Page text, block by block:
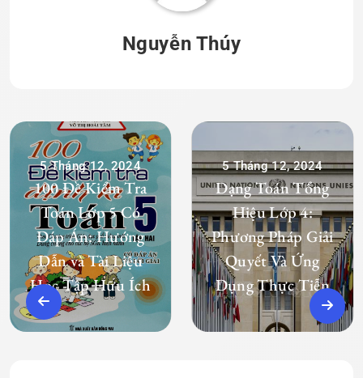
Nguyễn Thúy
5 Tháng 12, 2024
100 Đề Kiểm Tra
Toán Lớp 5 Có
Đáp Án: Hướng
Dẫn và Tài Liệu
Học Tập Hữu Ích
5 Tháng 12, 2024
Dạng Toán Tổng
Hiệu Lớp 4:
Phương Pháp Giải
Quyết Và Ứng
Dụng Thực Tiễn